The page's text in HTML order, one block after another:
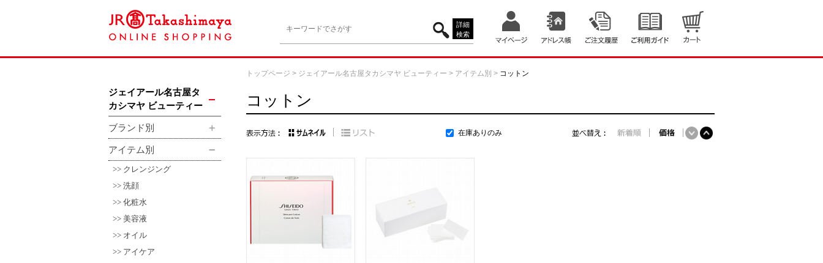
詳細
検索
ジェイアール名古屋タ
カシマヤ ビューティー
ブランド別
アイテム別
クレンジング
洗顔
化粧水
美容液
オイル
アイケア
トップページ > ジェイアール名古屋タカシマヤ ビューティー > アイテム別 > コットン
コットン
在庫ありのみ